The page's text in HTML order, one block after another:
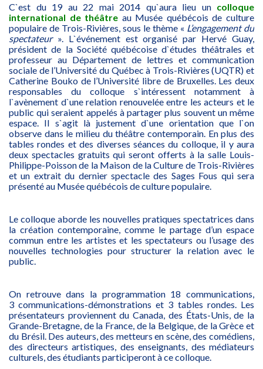
C`est du 19 au 22 mai 2014 qu`aura lieu un colloque
international de théâtre au Musée québécois de culture
populaire de Trois-Rivières, sous le thème « L’engagement du
spectateur». L`événement est organisé par Hervé Guay,
président de la Société québécoise d`études théâtrales et
professeur au Département de lettres et communication
sociale de l’Université du Québec à Trois-Rivières (UQTR) et
Catherine Bouko de l’Université libre de Bruxelles. Les deux
responsables du colloque s`intéressent notamment à
l`avènement d`une relation renouvelée entre les acteurs et le
public qui seraient appelés à partager plus souvent un même
espace. Il s`agit là justement d`une orientation que l`on
observe dans le milieu du théâtre contemporain. En plus des
tables rondes et des diverses séances du colloque, il y aura
deux spectacles gratuits qui seront offerts à la salle Louis-
Philippe-Poisson de la Maison de la Culture de Trois-Rivières
et un extrait du dernier spectacle des Sages Fous qui sera
présenté au Musée québécois de culture populaire.
Le colloque aborde les nouvelles pratiques spectatrices dans
la création contemporaine, comme le partage d’un espace
commun entre les artistes et les spectateurs ou l’usage des
nouvelles technologies pour structurer la relation avec le
public.
On retrouve dans la programmation 18 communications,
3 communications-démonstrations et 3 tables rondes. Les
présentateurs proviennent du Canada, des États-Unis, de la
Grande-Bretagne, de la France, de la Belgique, de la Grèce et
du Brésil. Des auteurs, des metteurs en scène, des comédiens,
des directeurs artistiques, des enseignants, des médiateurs
culturels, des étudiants participeront à ce colloque.